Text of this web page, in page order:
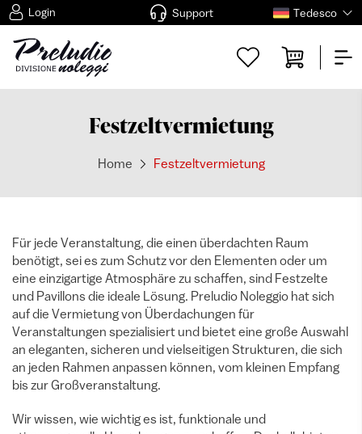
Login Support Tedesco
Festzeltvermietung
Home Festzeltvermietung
Für jede Veranstaltung, die einen überdachten Raum
benötigt, sei es zum Schutz vor den Elementen oder um
eine einzigartige Atmosphäre zu schaffen, sind Festzelte
und Pavillons die ideale Lösung. Preludio Noleggio hat sich
auf die Vermietung von Überdachungen für
Veranstaltungen spezialisiert und bietet eine große Auswahl
an eleganten, sicheren und vielseitigen Strukturen, die sich
an jeden Rahmen anpassen können, vom kleinen Empfang
bis zur Großveranstaltung.
Wir wissen, wie wichtig es ist, funktionale und